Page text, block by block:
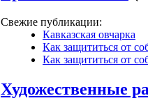
Свежие публикации:
Кавказская овчарка
Как защититься от
Как защититься от
Художественные